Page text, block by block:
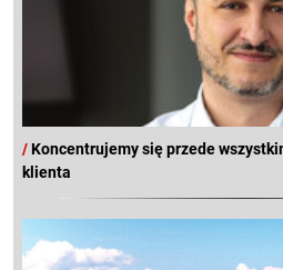
/Koncentrujemy się przede
klienta